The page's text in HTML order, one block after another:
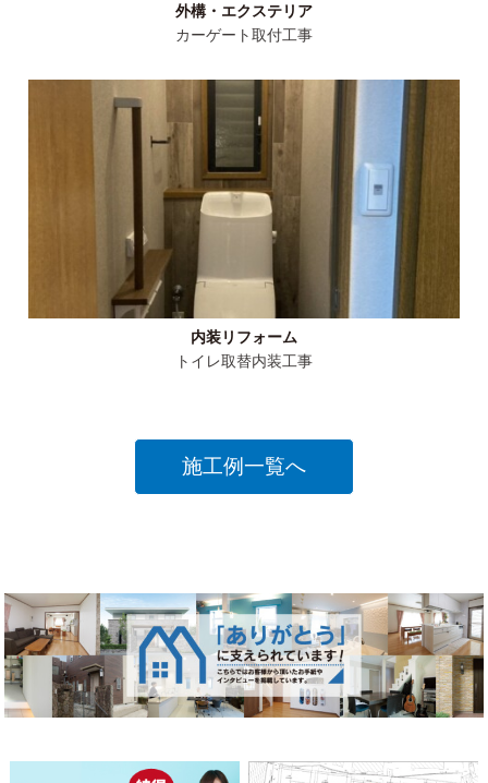
外構・エクステリア
カーゲート取付工事
内装リフォーム
トイレ取替内装工事
施工例一覧へ